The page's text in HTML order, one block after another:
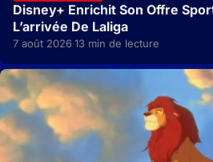
Disney+ Enrichit Son Offre
L’arrivée De Laliga
7 août 2026·13 min de lecture